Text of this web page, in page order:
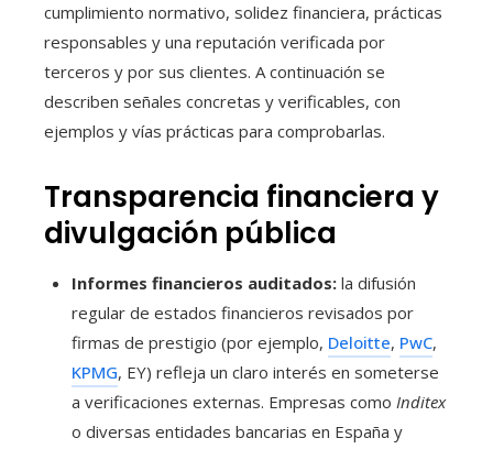
cumplimiento normativo, solidez financiera, prácticas
responsables y una reputación verificada por
terceros y por sus clientes. A continuación se
describen señales concretas y verificables, con
ejemplos y vías prácticas para comprobarlas.
Transparencia financiera y
divulgación pública
Informes financieros auditados: la difusión
regular de estados financieros revisados por
firmas de prestigio (por ejemplo, Deloitte, PwC,
KPMG, EY) refleja un claro interés en someterse
a verificaciones externas. Empresas como Inditex
o diversas entidades bancarias en España y